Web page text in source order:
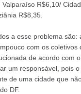
R$6,10/
R$8,35.
a esse problema
com os
de acordo com
um responsável, pois
de uma cidade que
DF.